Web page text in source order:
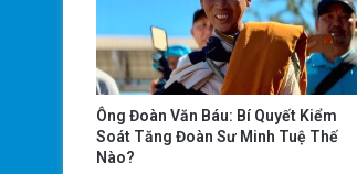
Ông Đoàn Văn Báu: Bí Quyết Kiểm
Soát Tăng Đoàn Sư Minh Tuệ Thế
Nào?